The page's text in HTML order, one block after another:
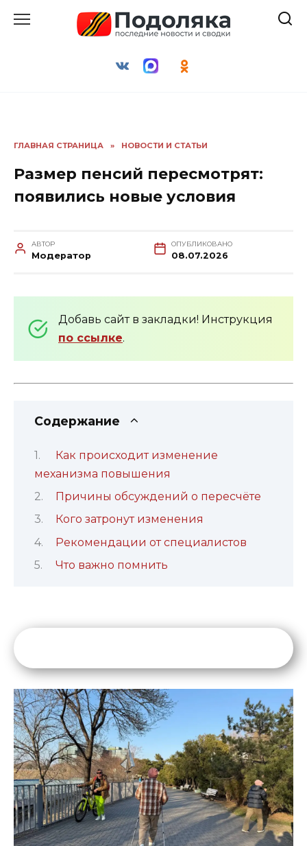
ГЛАВНАЯ СТРАНИЦА » НОВОСТИ И СТАТЬИ
Размер пенсий пересмотрят:
появились новые условия
АВТОР
Модератор
ОПУБЛИКОВАНО
08.07.2026
Добавь сайт в закладки! Инструкция
по ссылке.
Содержание
Как происходит изменение
механизма повышения
Причины обсуждений о пересчёте
Кого затронут изменения
Рекомендации от специалистов
Что важно помнить